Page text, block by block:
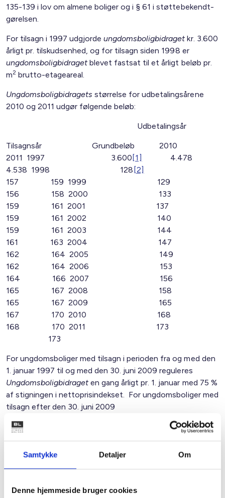
Samtykke Detaljer Om
Denne hjemmeside bruger cookies
135-139 i lov om almene boliger og i § 61 i støttebekendt­
gørelsen.
For tilsagn i 1997 udgjordeungdomsboligbidraget kr. 3.600
årligt pr. tilskudsenhed, og for tilsagn siden 1998 er
ungdomsboligbidraget blevet fastsat til et årligt beløb pr.
m2 brutto-etageareal.
Ungdomsboligbidragets størrelse for udbetalingsårene
2010 og 2011 udgør følgende beløb:
Udbetalingsår
Tilsagnsår Grundbeløb 2010
2011 1997 3.600 [1]
4.478
4.538 1998 128 [2]
157 159 1999 129
156 158 2000 133
159 161 2001 137
159 161 2002 140
159 161 2003 144
161 163 2004 147
162 164 2005 149
162 164 2006 153
164 166 2007 156
165 167 2008 158
165 167 2009 165
167 170 2010 168
168 170 2011 173
173
For ungdomsboliger med tilsagn i perioden fra og med den
1. januar 1997 til og med den 30. juni 2009 reguleres
Ungdomsboligbidraget en gang årligt pr. 1. januar med 75 %
af stigningen i nettoprisindekset. For ungdomsboliger med
tilsagn efter den 30. juni 2009
reguleres
en gang årligt pr. 1. januar i
de første 20 år efter låneoptagelsen med stigningen i
nettoprisindekset og herefter med 75 % af stigningen i
nævnte indeks. Stigningen i nettoprisindekset opgøres for
en 12 måneders periode sluttende i maj måned det